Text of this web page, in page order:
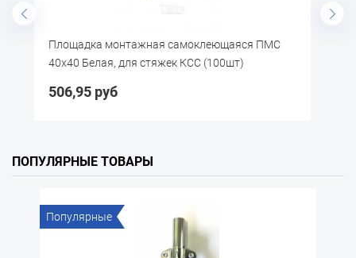
ПМС
КСС (100шт)
Площадка монтажная
30х30 Белая, для стяжек КСС
ПОПУЛЯРНЫЕ ТОВАРЫ